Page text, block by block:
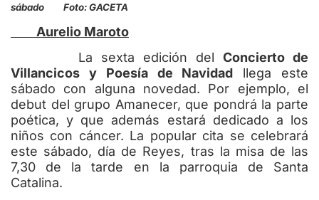
sábado Foto: GACETA
Aurelio Maroto
La sexta edición delConcierto de
Villancicos y Poesía de Navidad llega este
sábado con alguna novedad. Por ejemplo, el
debut del grupo Amanecer, que pondrá la parte
poética, y que además estará dedicado a los
niños con cáncer. La popular cita se celebrará
este sábado, día de Reyes, tras la misa de las
7,30 de la tarde en la parroquia de Santa
Catalina.